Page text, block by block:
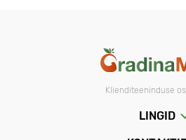
Klienditeeninduse
LINGID